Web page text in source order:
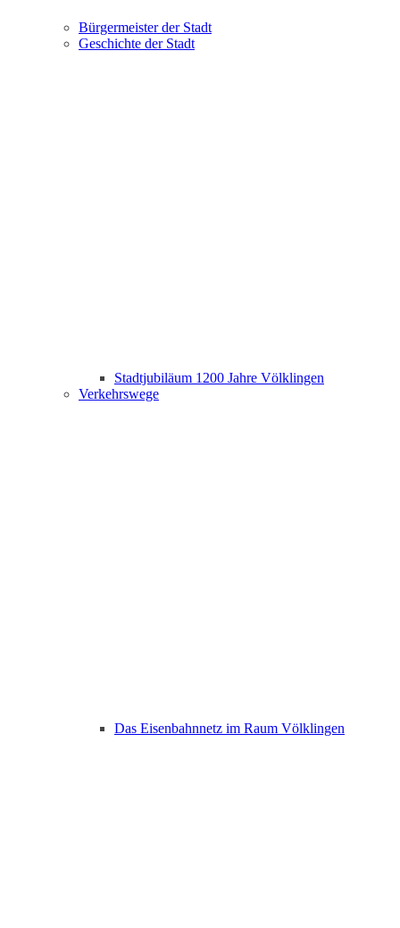
Bürgermeister der Stadt
Geschichte der Stadt
Stadtjubiläum 1200 Jahre Völklingen
Verkehrswege
Das Eisenbahnnetz im Raum Völklingen